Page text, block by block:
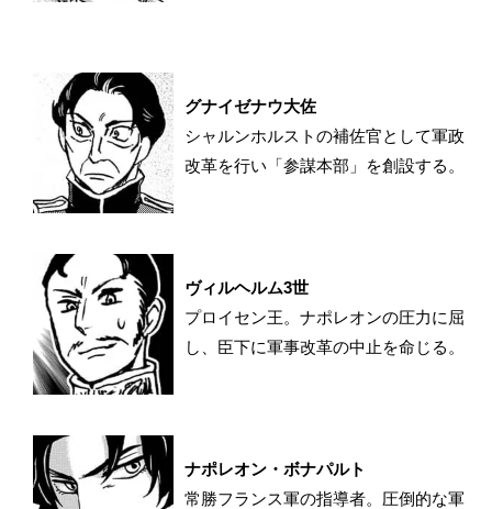
グナイゼナウ大佐
シャルンホルストの補佐官として軍政
改革を行い「参謀本部」を創設する。
ヴィルヘルム3世
プロイセン王。ナポレオンの圧力に屈
し、臣下に軍事改革の中止を命じる。
ナポレオン・ボナパルト
常勝フランス軍の指導者。圧倒的な軍